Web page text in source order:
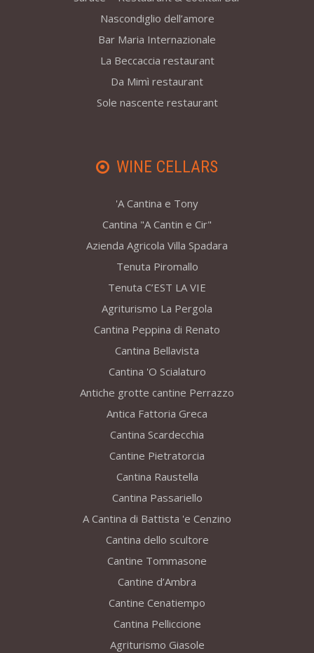
Nascondiglio dell’amore
Bar Maria Internazionale
La Beccaccia restaurant
Da Mimì restaurant
Sole nascente restaurant
WINE CELLARS
'A Cantina e Tony
Cantina "A Cantin e Cir"
Azienda Agricola Villa Spadara
Tenuta Piromallo
Tenuta C’EST LA VIE
Agriturismo La Pergola
Cantina Peppina di Renato
Cantina Bellavista
Cantina 'O Scialaturo
Antiche grotte cantine Perrazzo
Antica Fattoria Greca
Cantina Scardecchia
Cantine Pietratorcia
Cantina Raustella
Cantina Passariello
A Cantina di Battista 'e Cenzino
Cantina dello scultore
Cantine Tommasone
Cantine d’Ambra
Cantine Cenatiempo
Cantina Pelliccione
Agriturismo Giasole